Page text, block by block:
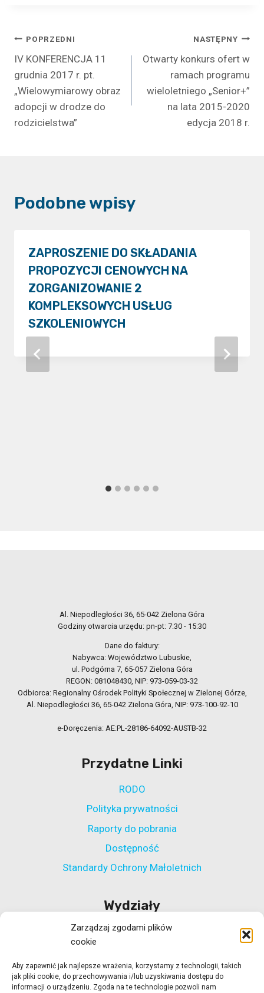
Zarządzaj zgodami plików
cookie
Aby zapewnić jak najlepsze wrażenia, korzystamy z technologii, takich
jak pliki cookie, do przechowywania i/lub uzyskiwania dostępu do
informacji o urządzeniu. Zgoda na te technologie pozwoli nam
Nawigacja
wpisu
POPRZEDNI
IV KONFERENCJA 11
grudnia 2017 r. pt.
„Wielowymiarowy obraz
adopcji w drodze do
rodzicielstwa”
NASTĘPNY
Otwarty konkurs ofert w
ramach programu
wieloletniego „Senior+”
na lata 2015-2020
edycja 2018 r.
Podobne wpisy
ZAPROSZENIE DO SKŁADANIA
PROPOZYCJI CENOWYCH NA
ZORGANIZOWANIE 2
KOMPLEKSOWYCH USŁUG
SZKOLENIOWYCH
Al. Niepodległości 36, 65-042 Zielona Góra
Godziny otwarcia urzędu: pn-pt: 7:30 - 15:30
Dane do faktury:
Nabywca: Województwo Lubuskie,
ul. Podgórna 7, 65-057 Zielona Góra
REGON: 081048430, NIP: 973-059-03-32
Odbiorca: Regionalny Ośrodek Polityki Społecznej w Zielonej Górze,
Al. Niepodległości 36, 65-042 Zielona Góra, NIP: 973-100-92-10
e-Doręczenia: AE:PL-28186-64092-AUSTB-32
Przydatne Linki
RODO
Polityka prywatności
Raporty do pobrania
Dostępność
Standardy Ochrony Małoletnich
Wydziały
Wydział Polityki Społecznej
Wydział ds. Rehabilitacji Zawodowej i Społecznej
Wydział Koordynacji Włączenia Społecznego
Wydział ds. Realizacji Projektów Strukturalnych